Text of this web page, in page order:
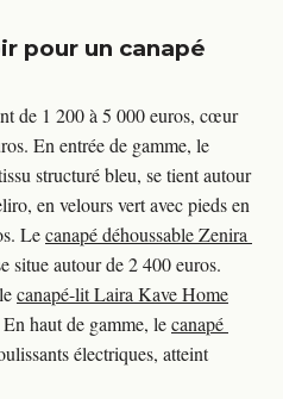
pour un canapé
de 1 200 à 5 000 euros, cœur
En entrée de gamme, le
structuré bleu, se tient autour
en velours vert avec pieds en
Le canapé déhoussable Zenira
situe autour de 2 400 euros.
canapé-lit Laira Kave Home
haut de gamme, le canapé
électriques, atteint